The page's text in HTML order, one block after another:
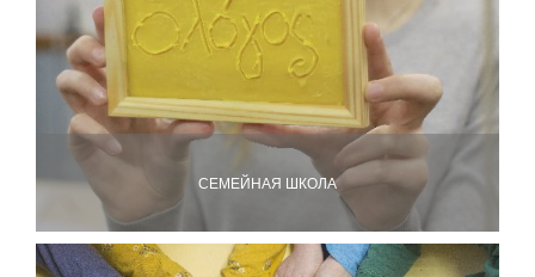
СЕМЕЙНАЯ ШКОЛА